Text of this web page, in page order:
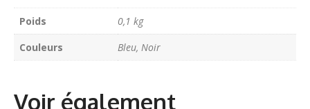
Poids
0,1 kg
Couleurs
Bleu, Noir